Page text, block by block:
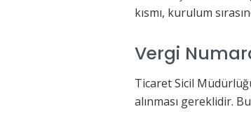
kısmı, kurulum
Vergi
Ticaret Sicil
alınması gereklidir.